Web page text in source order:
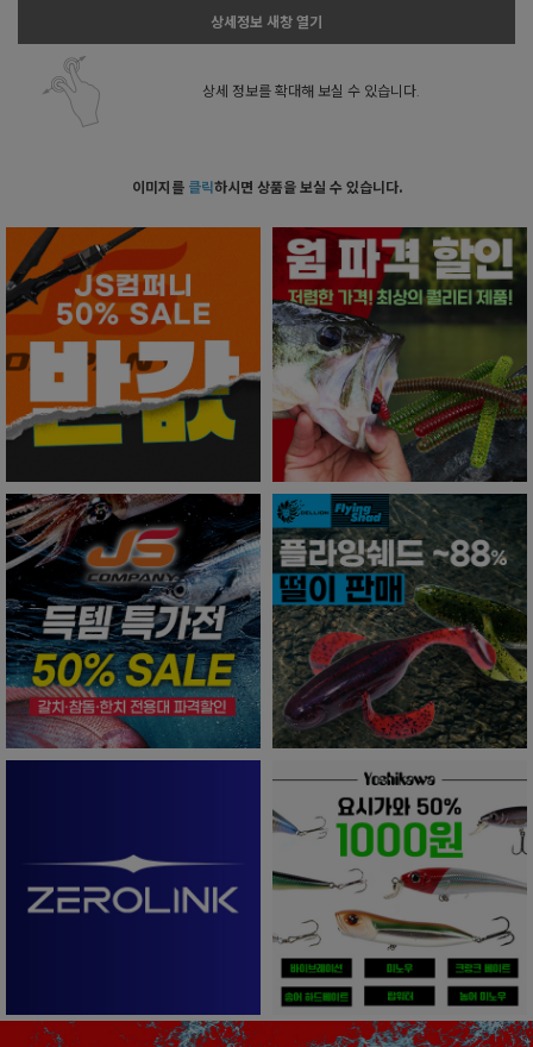
상세정보 새창 열기
상세 정보를 확대해 보실 수 있습니다.
이미지를 클릭하시면 상품을 보실 수 있습니다.